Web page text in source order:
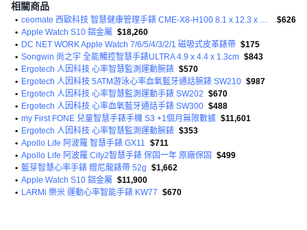
相關商品
• ceomate 西歐科技 智慧健康管理手錶 CME-X8-H100 8.1 x 12.3 x 2.9cm 天空藍 40g
$626
• Apple Watch S10 鋁金屬 $18,260
• DC NET WORK Apple Watch 7/6/5/4/3/2/1 磁吸式皮革錶帶 $175
• Songwin 尚之宇 全能觸控智慧手錶ULTRA 4.9 x 4.4 x 1.3cm $843
• Ergotech 人因科技 心率智慧監測運動腕錶 $570
• Ergotech 人因科技 5ATM游泳心率血氧藍牙通話腕錶 SW210 $987
• Ergotech 人因科技 心率智慧監測運動手錶 SW202 $670
• Ergotech 人因科技 心率血氧藍牙通話手錶 SW300 $488
• my First FONE 兒童智慧手錶手機 S3 +1個月無限數據 $11,601
• Ergotech 人因科技 心率智慧監測運動腕錶 $353
• Apollo Life 阿波羅 智慧手錶 GX11 $711
• Apollo Life 阿波羅 City2智慧手錶 保固一年 原廠保固
$499
• 藍芽智慧心率手錶 贈尼龍錶帶 52g $1,662
• Apple Watch S10 鋁金屬 $11,900
• LARMi 樂米 運動心率智能手錶 KW77 $670